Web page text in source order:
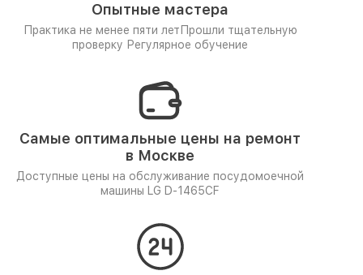
Опытные мастера
Практика не менее пяти лет Прошли тщательную
проверку Регулярное обучение
Самые оптимальные цены на ремонт
в Москве
Доступные цены на обслуживание посудомоечной
машины LG D-1465CF